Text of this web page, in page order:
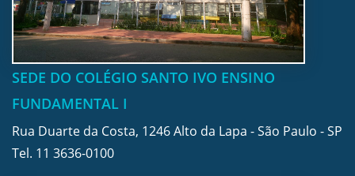
SEDE DO COLÉGIO SANTO IVO ENSINO
FUNDAMENTAL I
Rua Duarte da Costa, 1246 Alto da Lapa - São Paulo - SP
Tel. 11 3636-0100